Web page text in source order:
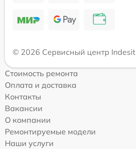
© 2026 Сервисный центр Indesit
Стоимость ремонта
Оплата и доставка
Контакты
Вакансии
О компании
Ремонтируемые модели
Наши услуги